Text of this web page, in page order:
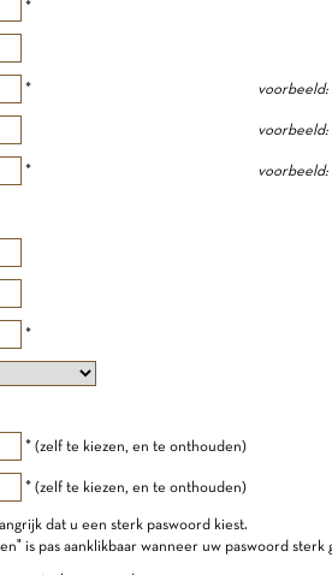
*
* voorbeeld:
voorbeeld:
* voorbeeld:
*
* (zelf te kiezen, en te onthouden)
* (zelf te kiezen, en te onthouden)
dat u een sterk paswoord kiest.
is pas aanklikbaar wanneer uw paswoord sterk